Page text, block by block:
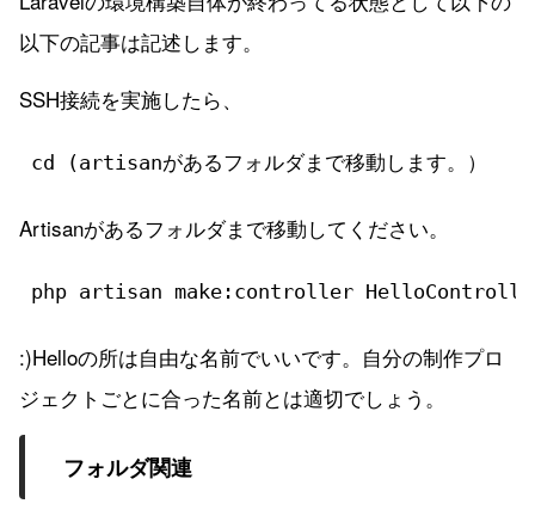
以下の記事は記述します。
SSH接続を実施したら、
cd (artisanがあるフォルダまで移動します。）
Artisanがあるフォルダまで移動してください。
php artisan make:controller
:)Helloの所は自由な名前でいいです。自分の制作プロ
ジェクトごとに合った名前とは適切でしょう。
フォルダ関連